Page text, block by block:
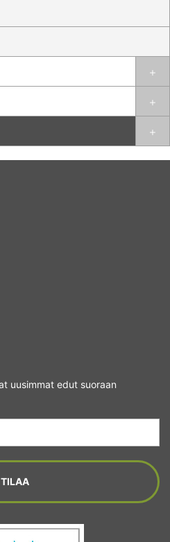
uusimmat edut suoraan